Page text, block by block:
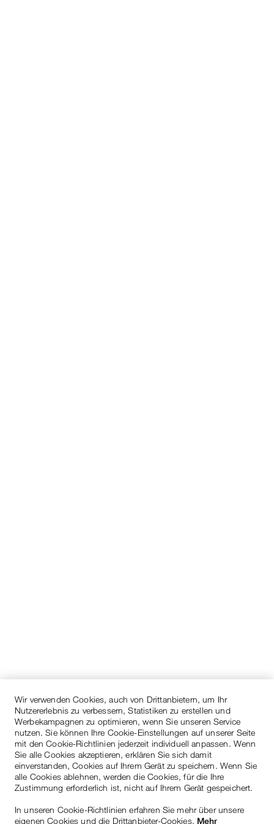
Wir verwenden Cookies, auch von Drittanbietern, um Ihr
Nutzererlebnis zu verbessern, Statistiken zu erstellen und
Werbekampagnen zu optimieren, wenn Sie unseren Service
nutzen. Sie können Ihre Cookie-Einstellungen auf unserer Seite
mit den Cookie-Richtlinien jederzeit individuell anpassen. Wenn
Sie alle Cookies akzeptieren, erklären Sie sich damit
einverstanden, Cookies auf Ihrem Gerät zu speichern. Wenn Sie
alle Cookies ablehnen, werden die Cookies, für die Ihre
Zustimmung erforderlich ist, nicht auf Ihrem Gerät gespeichert.
In unseren Cookie-Richtlinien erfahren Sie mehr über unsere
eigenen Cookies und die Drittanbieter-Cookies. Mehr